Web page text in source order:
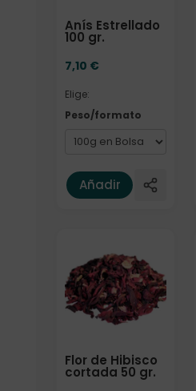
Anís Estrellado
100 gr.
7,10 €
Elige:
Peso/formato
Añadir
Flor de Hibisco
cortada 50 gr.